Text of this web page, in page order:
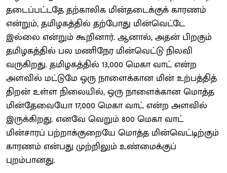
தடைப்பட்டதே தற்காலிக மின்தடைக்குக் காரணம்
என்றும், தமிழகத்தில் தற்போது மின்வெட்டே
இல்லை என்றும் கூறினார். ஆனால், அதன் பிறகும்
தமிழகத்தில் பல மணிநேர மின்வெட்டு நிலவி
வருகிறது. தமிழகத்தில் 13,000 மெகா வாட் என்ற
அளவில் மட்டுமே ஒரு நாளைக்கான மின் உற்பத்தித்
திறன் உள்ள நிலையில், ஒரு நாளைக்கான மொத்த
மின்தேவையோ 17,000 மெகா வாட் என்ற அளவில்
இருக்கிறது. எனவே வெறும் 800 மெகா வாட்
மின்சாரப் பற்றாக்குறையே மொத்த மின்வெட்டிற்கும்
காரணம் என்பது முற்றிலும் உண்மைக்குப்
புறம்பானது.